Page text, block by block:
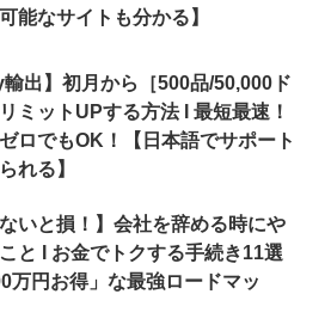
可能なサイトも分かる】
輸出】初月から［500品/50,000ド
ミットUPする方法 Ι 最短最速！
ロでもOK！【日本語でサポート
れる】
ないと損！】会社を辞める時にや
と Ι お金でトクする手続き11選
万円お得」な最強ロードマッ